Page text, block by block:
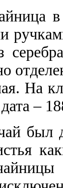
На
–
был